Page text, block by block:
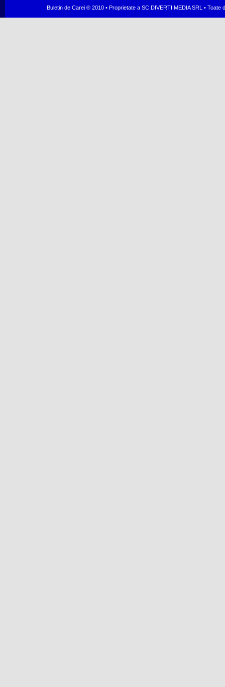
Buletin de Carei ® 2010 • Proprietate a SC DIVERTI MEDIA SRL •